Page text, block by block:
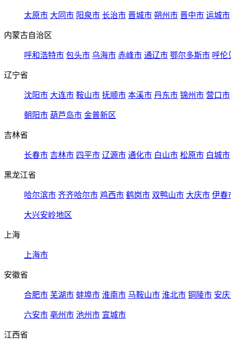
太原市 大同市 阳泉市 长治市 晋城市 朔州市 晋中市 运城市
内蒙古自治区
呼和浩特市 包头市 乌海市 赤峰市 通辽市 鄂尔多斯市 呼伦
辽宁省
沈阳市 大连市 鞍山市 抚顺市 本溪市 丹东市 锦州市 营口市
朝阳市 葫芦岛市 金普新区
吉林省
长春市 吉林市 四平市 辽源市 通化市 白山市 松原市 白城市
黑龙江省
哈尔滨市 齐齐哈尔市 鸡西市 鹤岗市 双鸭山市 大庆市 伊春
大兴安岭地区
上海
上海市
安徽省
合肥市 芜湖市 蚌埠市 淮南市 马鞍山市 淮北市 铜陵市 安
六安市 亳州市 池州市 宣城市
江西省